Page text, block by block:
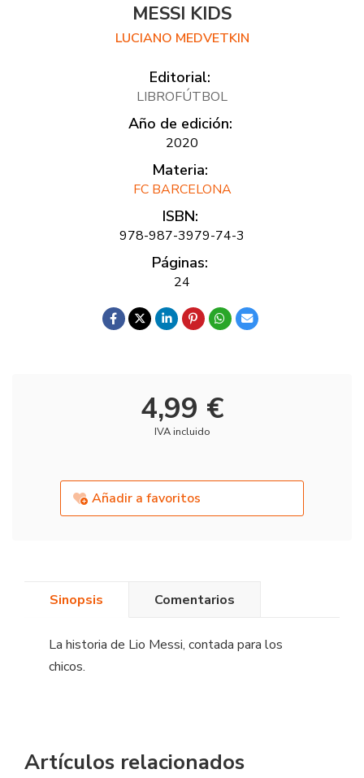
MESSI KIDS
LUCIANO MEDVETKIN
Editorial:
LIBROFÚTBOL
Año de edición:
2020
Materia:
FC BARCELONA
ISBN:
978-987-3979-74-3
Páginas:
24
4,99 €
IVA incluido
Añadir a favoritos
Sinopsis Comentarios
La historia de Lio Messi, contada para los
chicos.
Artículos relacionados